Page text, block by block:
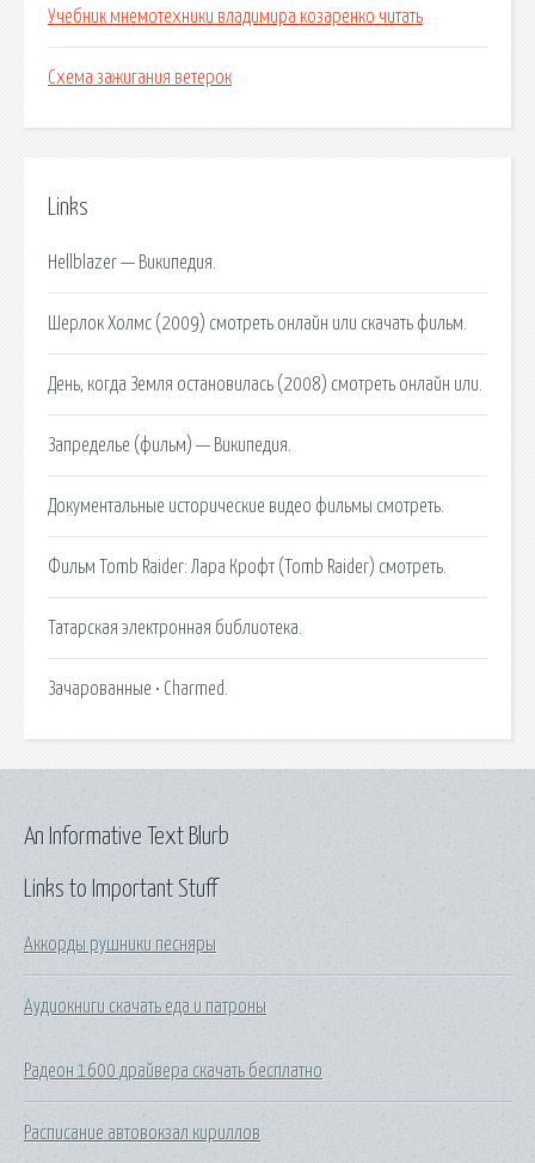
Учебник мнемотехники владимира козаренко читать
Схема зажигания ветерок
Links
Hellblazer — Википедия.
Шерлок Холмс (2009) смотреть онлайн или скачать фильм.
День, когда Земля остановилась (2008) смотреть онлайн или.
Запределье (фильм) — Википедия.
Документальные исторические видео фильмы смотреть.
Фильм Tomb Raider: Лара Крофт (Tomb Raider) смотреть.
Татарская электронная библиотека.
Зачарованные • Сharmed.
Links to Important Stuff
Аккорды рушники песняры
Аудиокниги скачать еда и патроны
Радеон 1600 драйвера скачать бесплатно
Расписание автовокзал кириллов
An Informative Text Blurb